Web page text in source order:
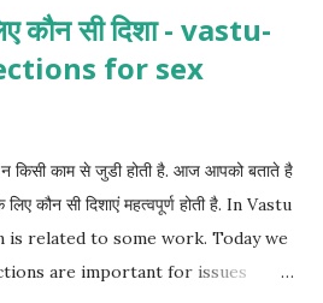
कौन सी दिशा - vastu-
for sex
न किसी काम से जुडी होती है. आज आपको बताते है
कौन सी दिशाएं महत्वपूर्ण होती है. In Vastu
is related to some work. Today we
are important for issues